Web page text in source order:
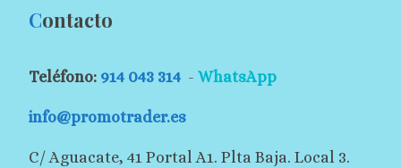
Contacto
Teléfono: 914 043 314 - WhatsApp
info@promotrader.es
C/ Aguacate, 41 Portal A1. Plta Baja. Local 3.